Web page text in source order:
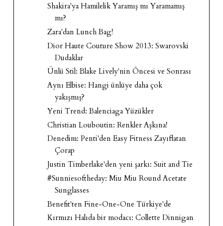
Shakira'ya Hamilelik Yaramış mı Yaramamış
mı?
Zara'dan Lunch Bag!
Dior Haute Couture Show 2013: Swarovski
Dudaklar
Ünlü Stil: Blake Lively'nin Öncesi ve Sonrası
Aynı Elbise: Hangi ünlüye daha çok
yakışmış?
Yeni Trend: Balenciaga Yüzükler
Christian Louboutin: Renkler Aşkına!
Denedim: Penti'den Easy Fitness Zayıflatan
Çorap
Justin Timberlake'den yeni şarkı: Suit and Tie
#Sunniesoftheday: Miu Miu Round Acetate
Sunglasses
Benefit'ten Fine-One-One Türkiye'de
Kırmızı Halıda bir modacı: Collette Dinnigan